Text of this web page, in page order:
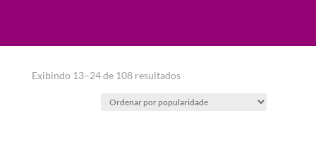
Exibindo 13–24 de 108 resultadosClassificado
popularidade